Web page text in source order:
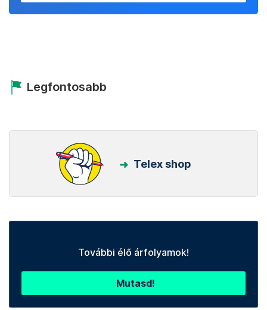
Legfontosabb
Telex shop
További élő árfolyamok!
Mutasd!